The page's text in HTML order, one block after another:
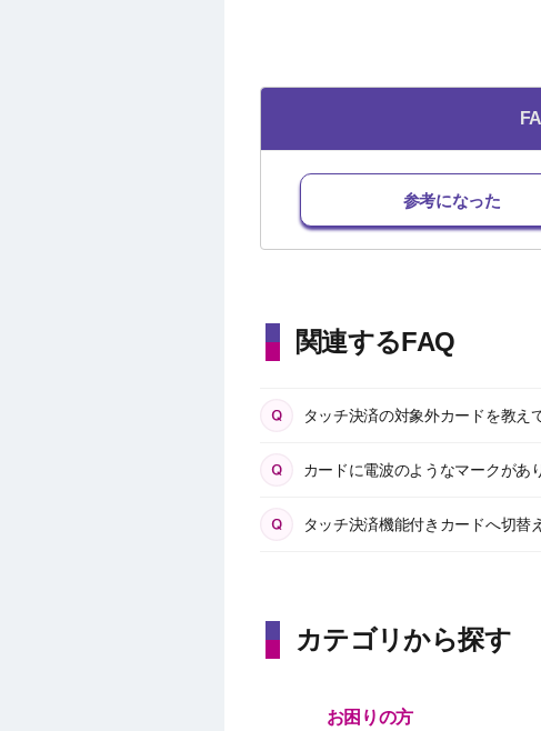
参考になった
関連するFAQ
タッチ決済の対象外カードを教え
カードに電波のようなマークがあ
タッチ決済機能付きカードへ切替
カテゴリから探す
お困りの方